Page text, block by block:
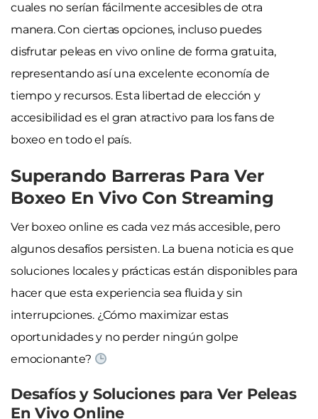
cuales no serían fácilmente accesibles de otra
manera. Con ciertas opciones, incluso puedes
disfrutar peleas en vivo online de forma gratuita,
representando así una excelente economía de
tiempo y recursos. Esta libertad de elección y
accesibilidad es el gran atractivo para los fans de
boxeo en todo el país.
Superando Barreras Para Ver
Boxeo En Vivo Con Streaming
Ver boxeo online es cada vez más accesible, pero
algunos desafíos persisten. La buena noticia es que
soluciones locales y prácticas están disponibles para
hacer que esta experiencia sea fluida y sin
interrupciones. ¿Cómo maximizar estas
oportunidades y no perder ningún golpe
emocionante?
Desafíos y Soluciones para Ver Peleas
En Vivo Online